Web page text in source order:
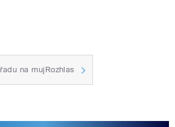
na mujRozhlas